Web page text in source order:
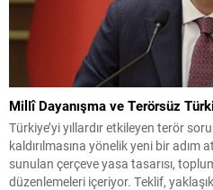
Millî Dayanışma ve Terörsüz
Türkiye’yi yıllardır etkileyen terör
kaldırılmasına yönelik yeni bir adım
sunulan çerçeve yasa tasarısı,
düzenlemeleri içeriyor. Teklif,